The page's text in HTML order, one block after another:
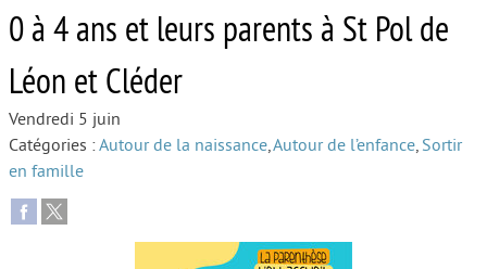
Autour de l’enfance
Autour de la jeunesse
Face au deuil
0 à 4 ans et leurs parents à St Pol de
Léon et Cléder
Vendredi 5 juin
Catégories :Autour de la naissance,Autour de l’enfance, Sortir
en famille